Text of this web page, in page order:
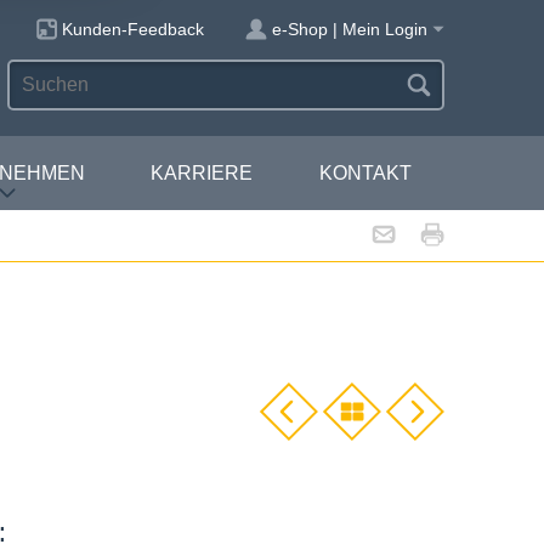
Kunden-Feedback e-Shop | Mein Login
KARRIERE KONTAKT